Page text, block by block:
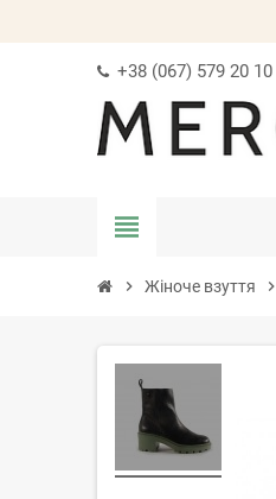
+38 (067) 579 20 10
view_headline
chevron_right Жіноче взуття chevron_right